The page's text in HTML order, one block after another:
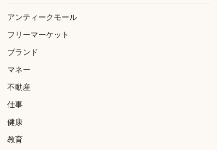
アンティークモール
フリーマーケット
ブランド
マネー
不動産
仕事
健康
教育